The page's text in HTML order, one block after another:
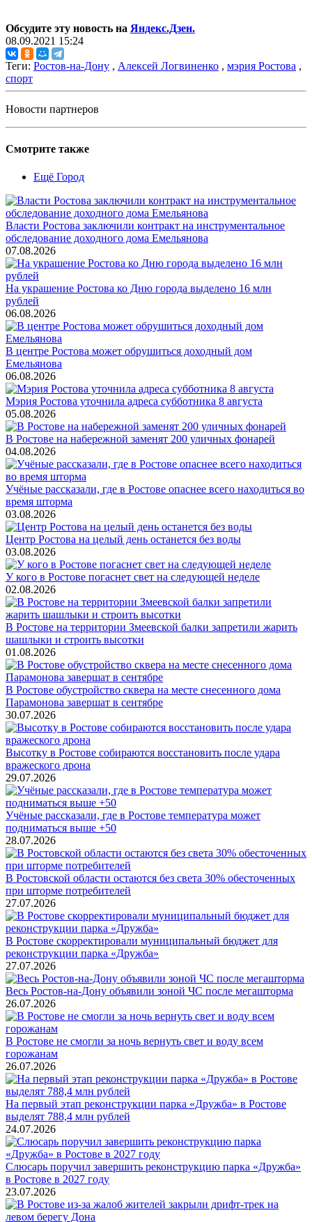
Обсудите эту новость на Яндекс.Дзен.
08.09.2021 15:24
Теги: Ростов-на-Дону , Алексей Логвиненко , мэрия Ростова ,
спорт
Новости партнеров
Смотрите также
Ещё Город
Власти Ростова заключили контракт на инструментальное
обследование доходного дома Емельянова
07.08.2026
На украшение Ростова ко Дню города выделено 16 млн
рублей
06.08.2026
В центре Ростова может обрушиться доходный дом
Емельянова
06.08.2026
Мэрия Ростова уточнила адреса субботника 8 августа
05.08.2026
В Ростове на набережной заменят 200 уличных фонарей
04.08.2026
Учёные рассказали, где в Ростове опаснее всего находиться во
время шторма
03.08.2026
Центр Ростова на целый день останется без воды
03.08.2026
У кого в Ростове погаснет свет на следующей неделе
02.08.2026
В Ростове на территории Змеевской балки запретили жарить
шашлыки и строить высотки
01.08.2026
В Ростове обустройство сквера на месте снесенного дома
Парамонова завершат в сентябре
30.07.2026
Высотку в Ростове собираются восстановить после удара
вражеского дрона
29.07.2026
Учёные рассказали, где в Ростове температура может
подниматься выше +50
28.07.2026
В Ростовской области остаются без света 30% обесточенных
при шторме потребителей
27.07.2026
В Ростове скорректировали муниципальный бюджет для
реконструкции парка «Дружба»
27.07.2026
Весь Ростов-на-Дону объявили зоной ЧС после мегашторма
26.07.2026
В Ростове не смогли за ночь вернуть свет и воду всем
горожанам
26.07.2026
На первый этап реконструкции парка «Дружба» в Ростове
выделят 788,4 млн рублей
24.07.2026
Слюсарь поручил завершить реконструкцию парка «Дружба»
в Ростове в 2027 году
23.07.2026